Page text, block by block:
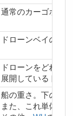
通常のカーゴホー
ドローンベイの容
ドローンをどれだ
展開しているドロ
船の重さ。下の慣
また、これ単体で